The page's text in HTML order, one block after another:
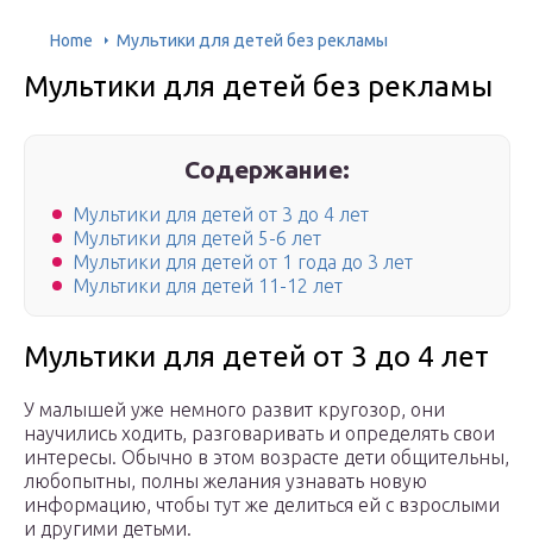
Home Мультики для детей без рекламы
Мультики для детей без рекламы
Содержание:
Мультики для детей от 3 до 4 лет
Мультики для детей 5-6 лет
Мультики для детей от 1 года до 3 лет
Мультики для детей 11-12 лет
Мультики для детей от 3 до 4 лет
У малышей уже немного развит кругозор, они
научились ходить, разговаривать и определять свои
интересы. Обычно в этом возрасте дети общительны,
любопытны, полны желания узнавать новую
информацию, чтобы тут же делиться ей с взрослыми
и другими детьми.